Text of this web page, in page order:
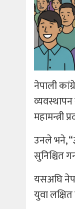
नेपाली
महामन्त्री
उनले भने,
सुनिश्चित
यसअघि
युवा